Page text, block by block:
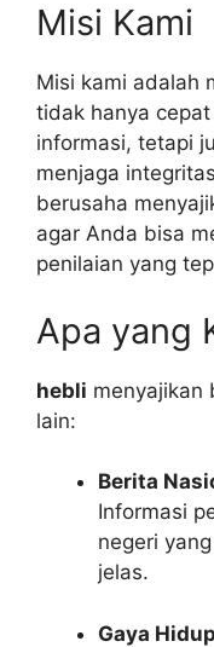
Misi Kami
Misi kami adalah
tidak hanya
informasi, tetapi
menjaga
berusaha
agar Anda bisa
penilaian yang
Apa yang
hebli menyajikan
lain:
Berita
Informasi
negeri
jelas.
Gaya